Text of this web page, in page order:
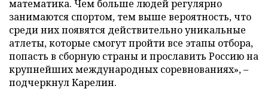
математика. Чем больше людей регулярно
занимаются спортом, тем выше вероятность, что
среди них появятся действительно уникальные
атлеты, которые смогут пройти все этапы отбора,
попасть в сборную страны и прославить Россию на
крупнейших международных соревнованиях», –
подчеркнул Карелин.